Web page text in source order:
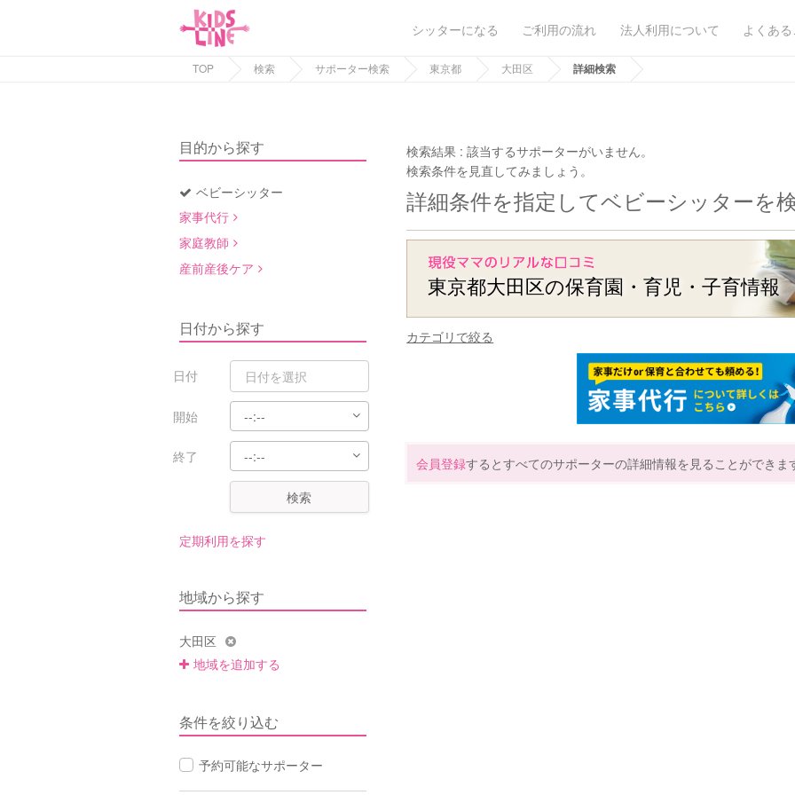
シッターになる ご利用の流れ 法人利用について よくあ
TOP 検索 サポーター検索 東京都 大田区 詳細検索
目的から探す
ベビーシッター
家事代行
家庭教師
産前産後ケア
日付から探す
日付
開始
終了
検索
定期利用を探す
地域から探す
大田区
地域を追加する
条件を絞り込む
予約可能なサポーター
検索結果 :該当するサポーターがいません。
検索条件を見直してみましょう。
詳細条件を指定してベビーシッターを
東京都大田区の保育園・育児・子育情報
カテゴリで絞る
会員登録するとすべてのサポーターの詳細情報を見ることができま